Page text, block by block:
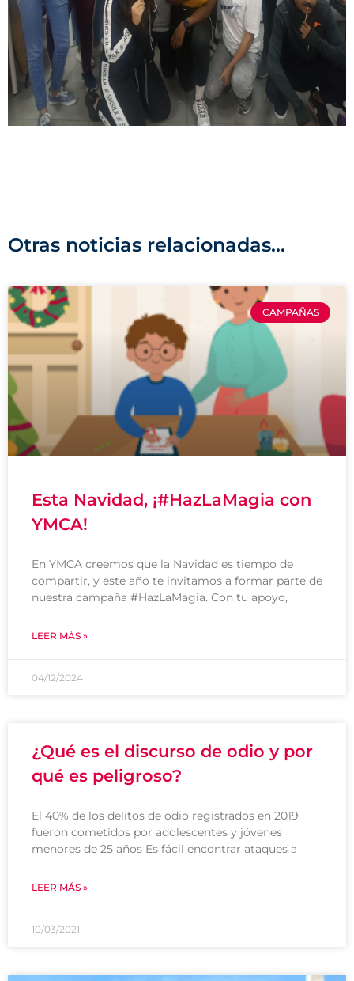
Otras noticias relacionadas...
CAMPAÑAS
Esta Navidad, ¡#HazLaMagia con
YMCA!
En YMCA creemos que la Navidad es tiempo de
compartir, y este año te invitamos a formar parte de
nuestra campaña #HazLaMagia. Con tu apoyo,
LEER MÁS »
04/12/2024
¿Qué es el discurso de odio y por
qué es peligroso?
El 40% de los delitos de odio registrados en 2019
fueron cometidos por adolescentes y jóvenes
menores de 25 años Es fácil encontrar ataques a
LEER MÁS »
10/03/2021